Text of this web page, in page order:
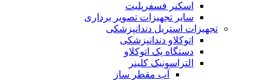
اسکنر فسفرپلیت
سایر تجهیزات تصویر برداری
تجهیزات استریل دندانپزشکی
اتوکلاو دندانپزشکی
دستگاه پک اتوکلاو
التراسونیک کلینر
آب مقطر ساز